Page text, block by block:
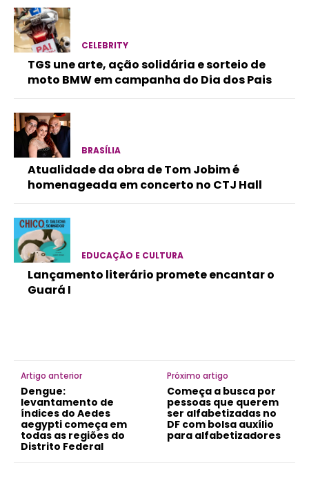
CELEBRITY
TGS une arte, ação solidária e sorteio de
moto BMW em campanha do Dia dos Pais
BRASÍLIA
Atualidade da obra de Tom Jobim é
homenageada em concerto no CTJ Hall
EDUCAÇÃO E CULTURA
Lançamento literário promete encantar o
Guará I
Artigo anterior
Dengue:
levantamento de
índices do Aedes
aegypti começa em
todas as regiões do
Distrito Federal
Próximo artigo
Começa a busca por
pessoas que querem
ser alfabetizadas no
DF com bolsa auxílio
para alfabetizadores